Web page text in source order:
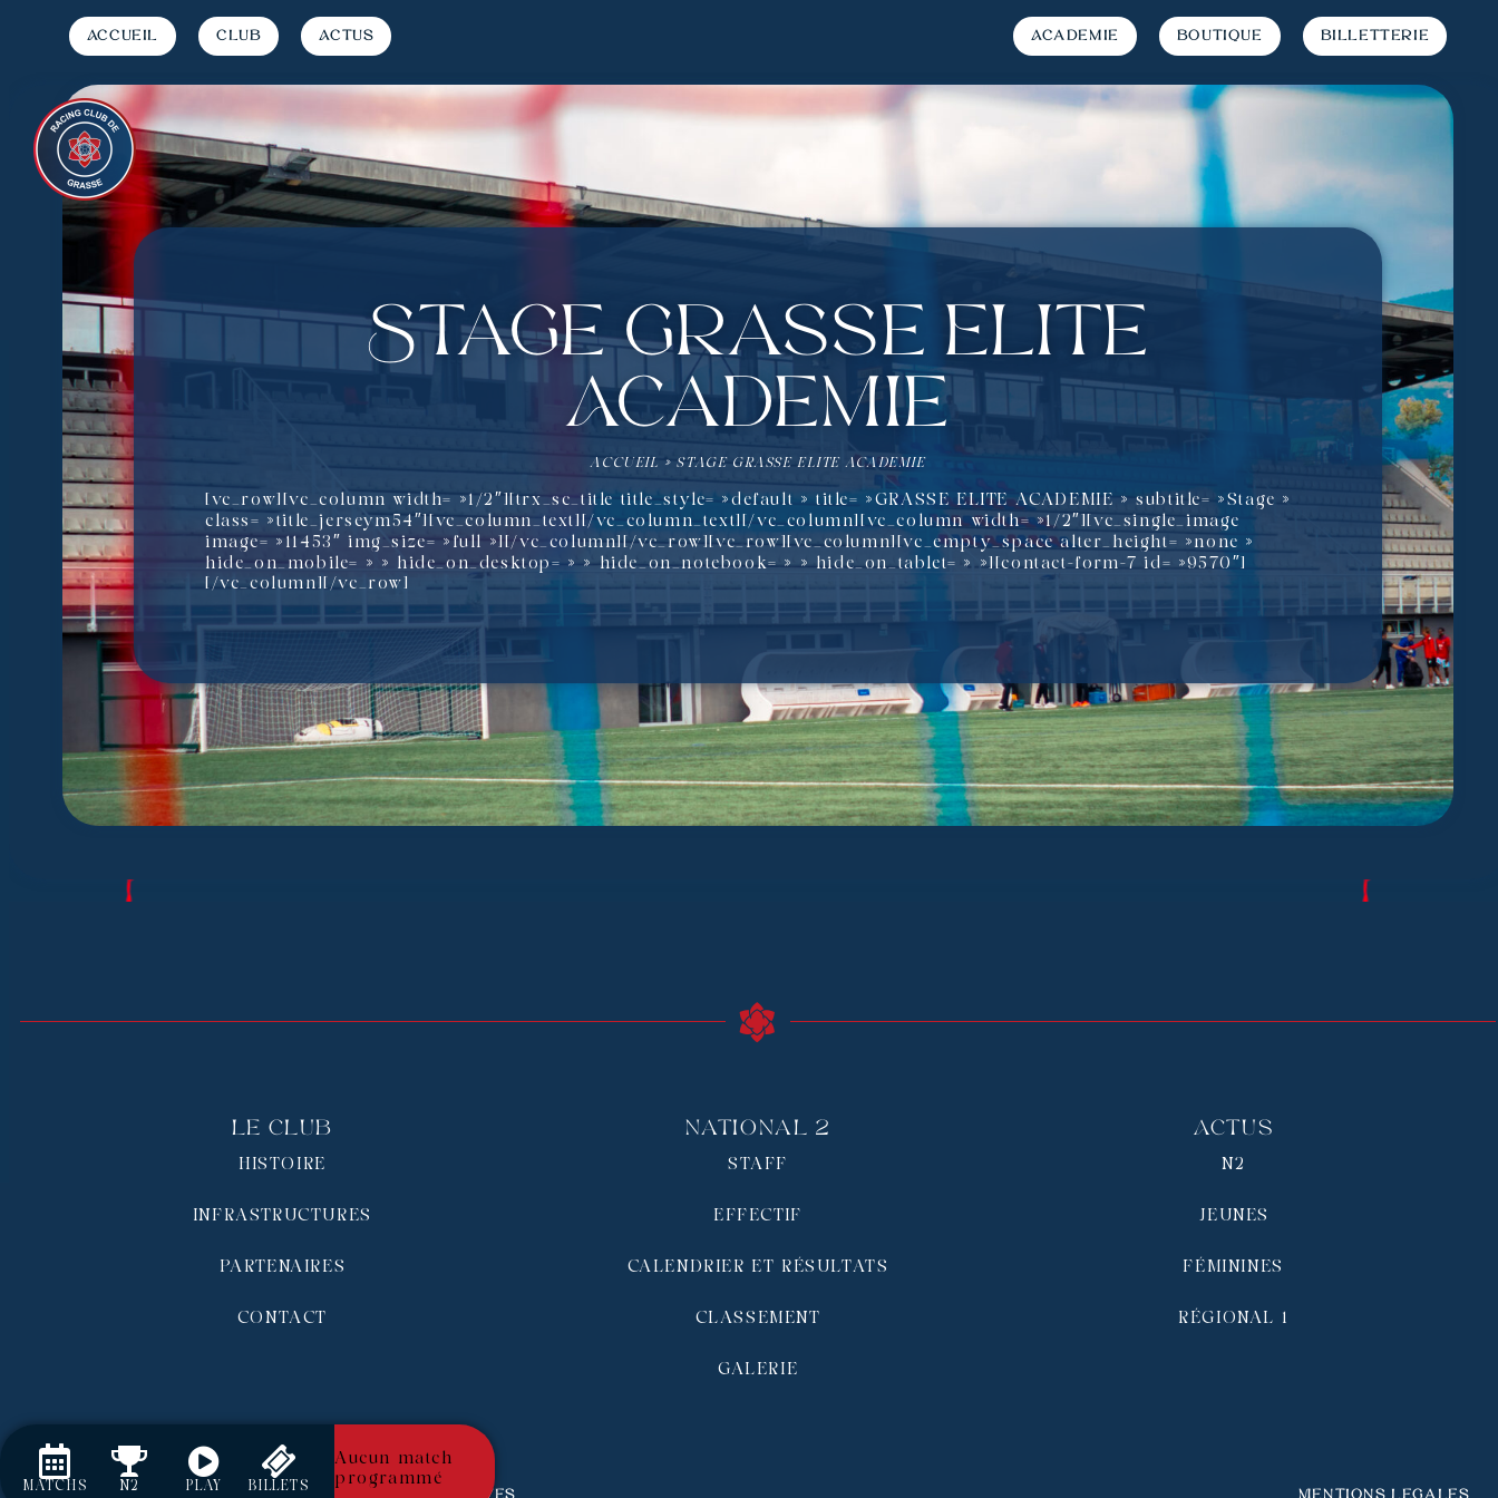
Accueil Club Actus Académie Boutique Billetterie
MATCHS N2 PLAY BILLETS
Aucun match
programmé
Stage Grasse Elite
Academie
ACCUEIL »STAGE GRASSE ELITE ACADEMIE
[vc_row][vc_column width= »1/2″][trx_sc_title title_style= »default » title= »GRASSE ELITE ACADEMIE » subtitle= »Stage »
class= »title_jerseym54″][vc_column_text][/vc_column_text][/vc_column][vc_column width= »1/2″][vc_single_image
image= »11453″ img_size= »full »][/vc_column][/vc_row][vc_row][vc_column][vc_empty_space alter_height= »none »
hide_on_mobile= » » hide_on_desktop= » » hide_on_notebook= » » hide_on_tablet= » »][contact-form-7 id= »9570″]
[/vc_column][/vc_row]
Le Club
HISTOIRE
INFRASTRUCTURES
PARTENAIRES
CONTACT
National 2
STAFF
EFFECTIF
CALENDRIER ET RÉSULTATS
CLASSEMENT
GALERIE
Actus
N2
JEUNES
FÉMININES
RÉGIONAL 1